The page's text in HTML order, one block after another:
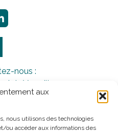
aux
nous utilisons des technologies
ou accéder aux informations des
nous :
de Versailles
Nantes